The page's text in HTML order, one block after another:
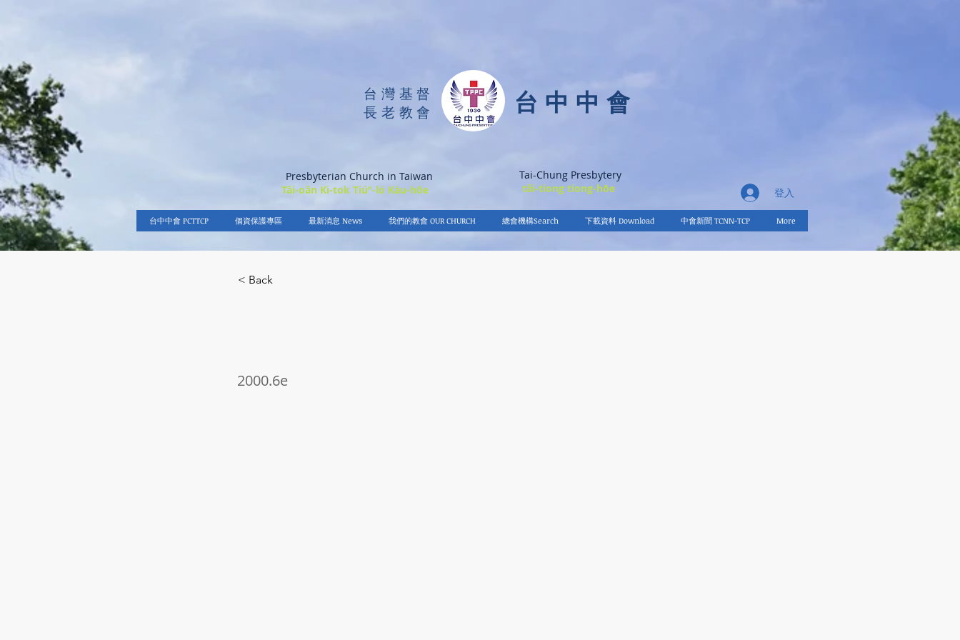
台灣基督
長老教會
台中中會
Presbyterian Church in Taiwan
Tâi-oân Ki-tok Tiúⁿ-ló Kàu-hōe
Tai-Chung Presbytery
tâi-tiong tiong-hōe
登入
台中中會 PCTTCP 個資保護專區 最新消息 News 我們的教會 OUR CHURCH 總會機構Search 下載資料 Download 中會新聞 TCNN-TCP More
< Back
2000.6e